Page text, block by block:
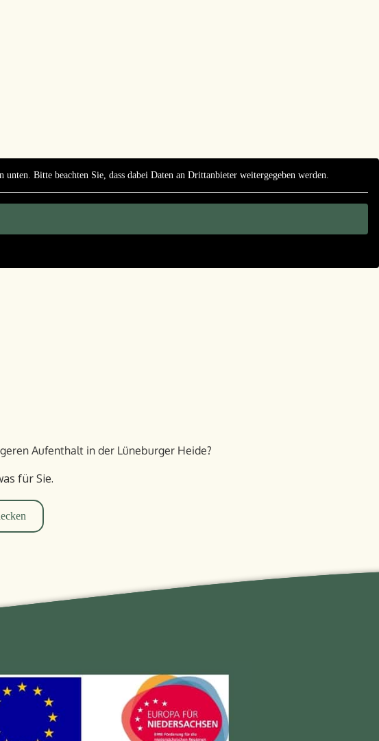
Bitte beachten Sie, dass dabei Daten an Drittanbieter weitergegeben werden.
Aufent­halt in der Lüneburger Heide?
für Sie.